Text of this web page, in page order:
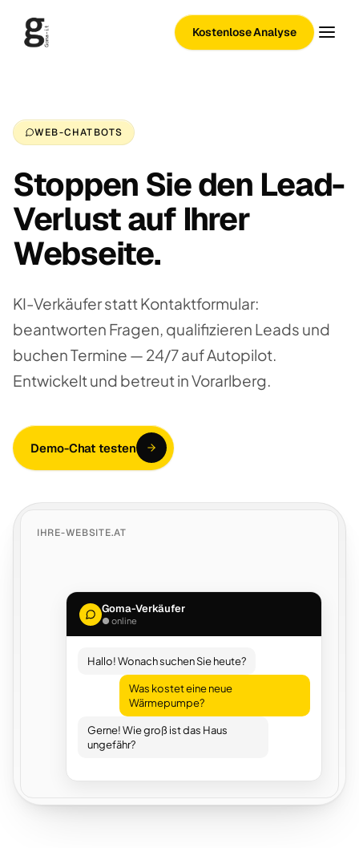
Kostenlose Analyse
WEB-CHATBOTS
Stoppen Sie den Lead-
Verlust auf Ihrer
Webseite.
KI-Verkäufer statt Kontaktformular:
beantworten Fragen, qualifizieren Leads und
buchen Termine — 24/7 auf Autopilot.
Entwickelt und betreut in Vorarlberg.
Demo-Chat testen
IHRE-WEBSITE.AT
Goma-Verkäufer
● online
Hallo! Wonach suchen Sie heute?
Was kostet eine neue
Wärmepumpe?
Gerne! Wie groß ist das Haus
ungefähr?